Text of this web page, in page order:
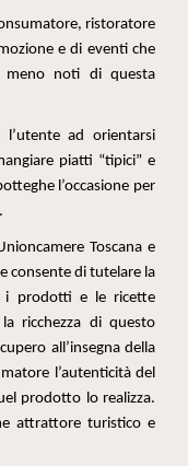
ristoratore
e di eventi che
meno noti di questa
ad orientarsi
piatti “tipici” e
l’occasione per
Toscana e
consente di tutelare la
i prodotti e le ricette
ricchezza di questo
all’insegna della
l’autenticità del
prodotto lo realizza.
attrattore turistico e